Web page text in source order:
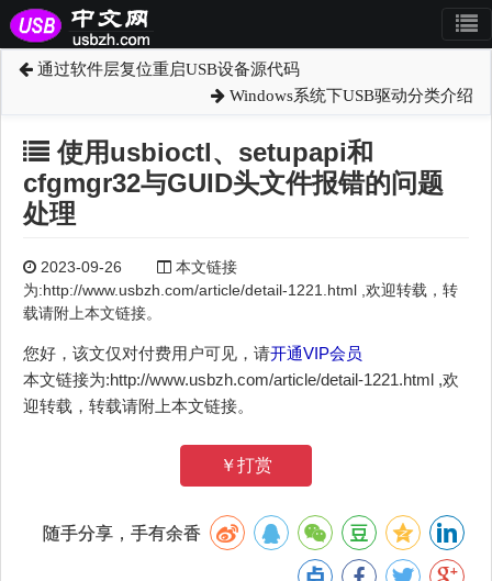
通过软件层复位重启USB设备源代码
Windows系统下USB驱动分类介绍
使用usbioctl、setupapi和
cfgmgr32与GUID头文件报错的问题
处理
2023-09-26
本文链接
为:http://www.usbzh.com/article/detail-1221.html ,欢迎转载，转
载请附上本文链接。
您好，该文仅对付费用户可见，请开通VIP会员
本文链接为:http://www.usbzh.com/article/detail-1221.html ,欢
迎转载，转载请附上本文链接。
￥打赏
随手分享，手有余香